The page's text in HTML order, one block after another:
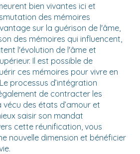
bien vivantes ici et
des mémoires
sur la guérison de l'âme,
des mémoires qui influencent,
l'évolution de l'âme et
Il est possible de
ces mémoires pour vivre en
processus d’intégration
de contracter les
vécu des états d’amour et
saisir son mandat
cette réunification, vous
nouvelle dimension et bénéficier